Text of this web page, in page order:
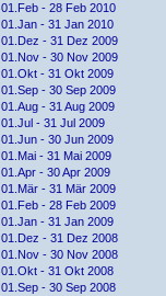
01.Feb - 28 Feb 2010
01.Jan - 31 Jan 2010
01.Dez - 31 Dez 2009
01.Nov - 30 Nov 2009
01.Okt - 31 Okt 2009
01.Sep - 30 Sep 2009
01.Aug - 31 Aug 2009
01.Jul - 31 Jul 2009
01.Jun - 30 Jun 2009
01.Mai - 31 Mai 2009
01.Apr - 30 Apr 2009
01.Mär - 31 Mär 2009
01.Feb - 28 Feb 2009
01.Jan - 31 Jan 2009
01.Dez - 31 Dez 2008
01.Nov - 30 Nov 2008
01.Okt - 31 Okt 2008
01.Sep - 30 Sep 2008